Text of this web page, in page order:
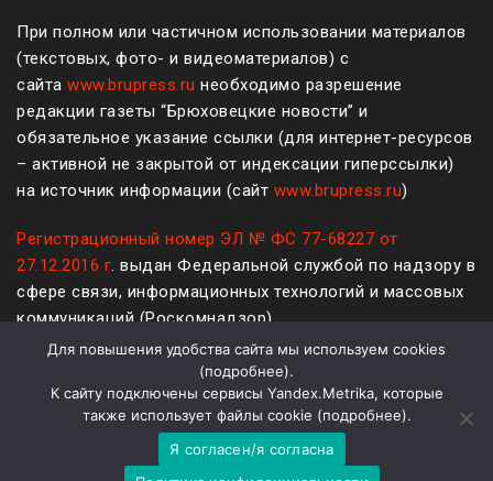
При полном или частичном использовании материалов
(текстовых, фото- и видеоматериалов) с
сайта www.brupress.ru необходимо разрешение
редакции газеты “Брюховецкие новости” и
обязательное указание ссылки (для интернет-ресурсов
– активной не закрытой от индексации гиперссылки)
на источник информации (сайт www.brupress.ru)
Регистрационный номер ЭЛ № ФС 77-68227 от
27.12.2016 г . выдан Федеральной службой по надзору в
сфере связи, информационных технологий и массовых
коммуникаций (Роскомнадзор)
Политика конфиденциальности и защиты информации
Для повышения удобства сайта мы используем cookies
(подробнее).
К сайту подключены сервисы Yandex.Metrika, которые
также использует файлы cookie (подробнее).
Я согласен/я согласна